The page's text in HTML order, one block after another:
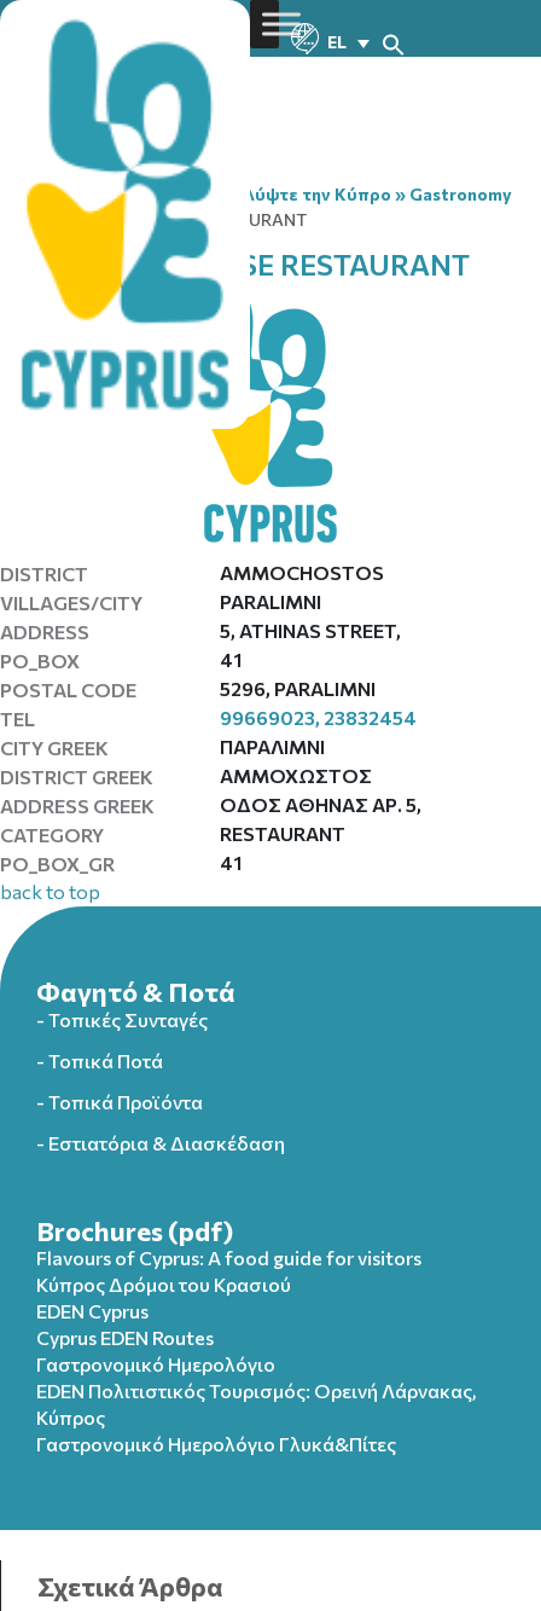
EL
You are here:Home» Ανακαλύψτε την Κύπρο » Gastronomy
» WAN CHAI CHINESE RESTAURANT
WAN CHAI CHINESE RESTAURANT
DISTRICT
AMMOCHOSTOS
VILLAGES/CITY
PARALIMNI
ADDRESS
5, ATHINAS STREET,
PO_BOX
41
POSTAL CODE
5296, PARALIMNI
TEL
99669023, 23832454
CITY GREEK
ΠΑΡΑΛΙΜΝΙ
DISTRICT GREEK
ΑΜΜΟΧΩΣΤΟΣ
ADDRESS GREEK
ΟΔΟΣ ΑΘΗΝΑΣ ΑΡ. 5,
CATEGORY
RESTAURANT
PO_BOX_GR
41
back to top
Φαγητό & Ποτά
- Τοπικές Συνταγές
- Τοπικά Ποτά
- Τοπικά Προϊόντα
- Εστιατόρια & Διασκέδαση
Brochures (pdf)
Flavours of Cyprus: A food guide for visitors
Κύπρος Δρόμοι του Κρασιού
EDEN Cyprus
Cyprus EDEN Routes
Γαστρονομικό Ημερολόγιο
EDEN Πολιτιστικός Τουρισμός: Ορεινή Λάρνακας,
Κύπρος
Γαστρονομικό Ημερολόγιo Γλυκά&Πίτες
Σχετικά Άρθρα